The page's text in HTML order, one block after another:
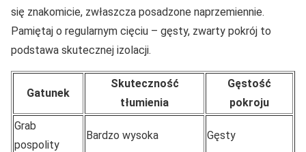
się znakomicie, zwłaszcza posadzone naprzemiennie.
Pamiętaj o regularnym cięciu – gęsty, zwarty pokrój to
podstawa skutecznej izolacji.
Gatunek
Skuteczność
tłumienia
Gęstość
pokroju
Grab
pospolity
Bardzo wysoka Gęsty